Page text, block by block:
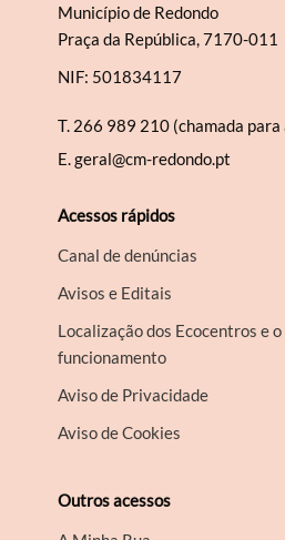
Município de Redondo
Praça da República, 7170-011
NIF: 501834117
T. 266 989 210 (chamada
E.geral@cm-redondo.pt
Acessos rápidos
Canal de denúncias
Avisos e Editais
Localização dos Ecocentros e
funcionamento
Aviso de Privacidade
Aviso de Cookies
Outros acessos